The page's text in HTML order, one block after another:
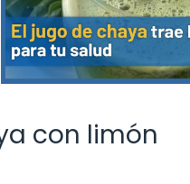
con limón